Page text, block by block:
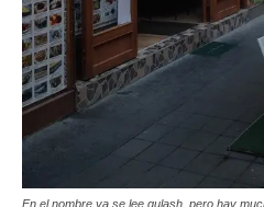
En el nombre ya se lee gulash, pero hay